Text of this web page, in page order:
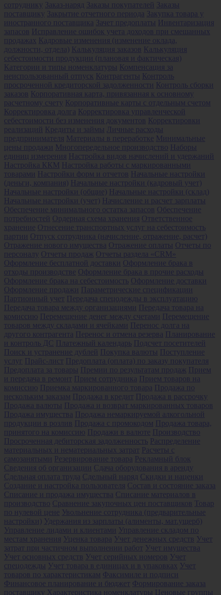
сотруднику
Заказ-наряд Заказы покупателей
Заказы
поставщику
Закрытие отчетного периода Закупка товара у
иностранного поставщика Зачет предоплаты Инвентаризация
запасов Исправление ошибок учета доходов при смешанных
продажах Кадровые изменения (изменение оклада,
должности, отдела) Калькуляция заказов Калькуляция
себестоимости продукции (плановая и фактическая)
Категории и типы номенклатуры Компенсация за
неиспользованный отпуск Контрагенты Контроль
просроченной кредиторской задолженности Контроль сборки
заказов Корпоративная карта, привязанная к основному
расчетному счету Корпоративные карты с отдельным счетом
Корректировка долга Корректировка управленческой
себестоимости без изменения документов Корректировки
реализаций Кредиты и займы
Личные расходы
предпринимателя Материалы в переработке Минимальные
цены продажи Многопередельное производство Наборы
единиц измерения Настройка видов начислений и удержаний
Настройка ККМ Настройка работы с маркированными
товарами Настройки форм и отчетов Начальные настройки
(деньги, компания) Начальные настройки (кадровый учет)
Начальные настройки (общие) Начальные настройки (склад)
Начальные настройки (учет) Начисление и расчет зарплаты
Обеспечение минимального остатка запасов Обеспечение
потребностей Ордерная схема хранения Ответственное
хранение Отнесение транспортных услуг на себестоимость
партии Отпуск сотрудника (начисление, отражение, расчет)
Отражение нового имущества Отражение оплаты Отчеты по
персоналу Отчеты продаж Отчеты раздела «CRM»
Оформление бесплатной доставки Оформление брака в
отходы производстве Оформление брака в прочие расходы
Оформление брака на себестоимость
Оформление доставки
Оформление продажи Параметрические спецификации
Партионный учет Передача спецодежды в эксплуатацию
Передача товара между организациями Передача товара на
комиссию Перемещение денег между счетами Перемещение
товаров между складами и ячейками Перенос долга на
другого контрагента Перенос и отмена резерва Планирование
и контроль ДС
Платежный календарь
Подсчет посетителей
Поиск и устранение дублей Покупка валюты Поступление
услуг Прайс-лист Предоплата (оплата) по заказу покупателя
Предоплата за товары Премии по результатам продаж Прием
и передача в ремонт Прием сотрудника Прием товаров на
комиссию Приемка маркированного товара Продажа по
нескольким заказам Продажа в кредит Продажа в рассрочку
Продажа валюты Продажа и возврат маркированных товаров
Продажа имущества Продажа немаркируемой алкогольной
продукции в розлив Продажа с промокодом Продажа товара,
принятого на комиссию Продажи в валюте Производство
Просроченная дебиторская задолженность
Распределение
материальных и нематериальных затрат Расчеты с
самозанятыми Резервирование товара Рекламный блок
Сведения об организации Сдача оборудования в аренду
Сдельная оплата труда Сдельный наряд
Скидки и наценки
Создание и настройка пользователя Состав и состояние заказа
Списание и продажа имущества Списание материалов в
производство Сравнение закупочных цен поставщиков Товар
по нулевой цене Увольнение сотрудника (предварительные
настройки) Удержания из зарплаты (алименты, мат.ущерб)
Управление лидами и клиентами Управление складом по
местам хранения Уценка товара Учет денежных средств Учет
затрат при частичном выполнении работ Учет имущества
Учет основных средств Учет серийных номеров Учет
спецодежды Учет товара в единицах и в упаковках Учет
товаров по характеристикам Факсимиле и подписи
Финансовое планирование и бюджет Формирование заказа
поставщику Характеристика номенклатуры Ценовые группы